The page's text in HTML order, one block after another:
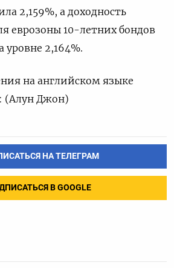
2,159%, а доходность
еврозоны 10-летних бондов
2,164%.
на английском языке
(Алун Джон)
НА ТЕЛЕГРАМ
В GOOGLE